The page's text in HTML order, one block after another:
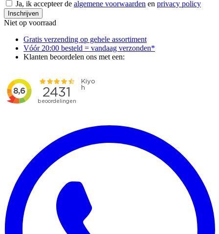
Ja, ik accepteer de algemene voorwaarden en privacy policy
Inschrijven
Niet op voorraad
Gratis verzending op gehele assortiment
Vóór 20:00 besteld = vandaag verzonden*
Klanten beoordelen ons met een: